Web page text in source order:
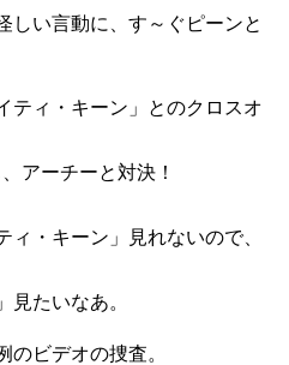
しい言動に、す～ぐピーンと
ティ・キーン」とのクロスオ
アーチーと対決！
・キーン」見れないので、
見たいなあ。
のビデオの捜査。